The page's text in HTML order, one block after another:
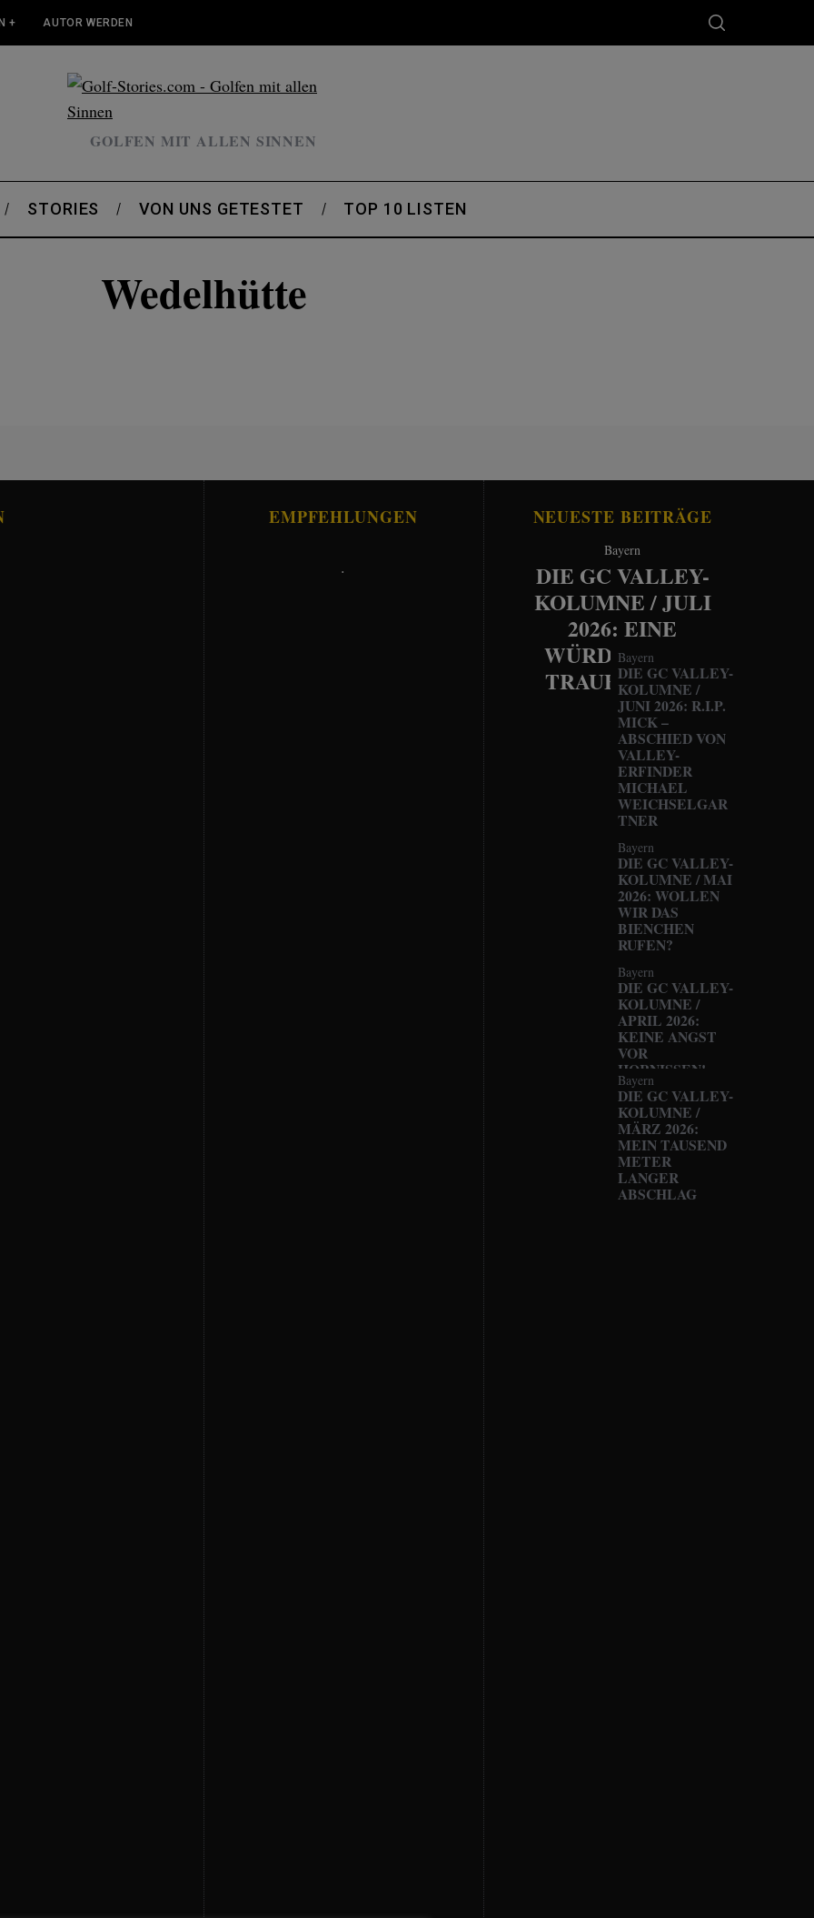
+ AUTOR WERDEN
GOLFEN MIT ALLEN SINNEN
STORIES VON UNS GETESTET TOP 10 LISTEN
Wedelhütte
EMPFEHLUNGEN
.
NEUESTE BEITRÄGE
Bayern
DIE GC VALLEY-
KOLUMNE / JULI
2026: EINE
WÜRDEVOLLE
TRAUERFEIER
Bayern
DIE GC VALLEY-
KOLUMNE /
JUNI 2026: R.I.P.
MICK –
ABSCHIED VON
VALLEY-
ERFINDER
MICHAEL
WEICHSELGAR
TNER
Bayern
DIE GC VALLEY-
KOLUMNE / MAI
2026: WOLLEN
WIR DAS
BIENCHEN
RUFEN?
Bayern
DIE GC VALLEY-
KOLUMNE /
APRIL 2026:
KEINE ANGST
VOR
HORNISSEN!
Bayern
DIE GC VALLEY-
KOLUMNE /
MÄRZ 2026:
MEIN TAUSEND
METER
LANGER
ABSCHLAG